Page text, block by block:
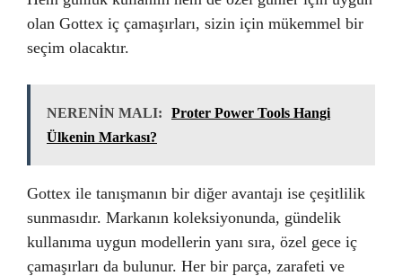
olan Gottex iç çamaşırları, sizin için mükemmel bir
seçim olacaktır.
NERENİN MALI:
Proter Power Tools Hangi
Ülkenin Markası?
Gottex ile tanışmanın bir diğer avantajı ise çeşitlilik
sunmasıdır. Markanın koleksiyonunda, gündelik
kullanıma uygun modellerin yanı sıra, özel gece iç
çamaşırları da bulunur. Her bir parça, zarafeti ve